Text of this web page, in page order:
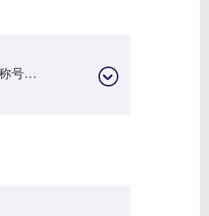
2013年1月18日，我校被授予“2012中国最具社会影响力独立学院”称号。2013年1月26日，新校区奠基仪式在黄家湖大学城举行并正式开工建设。2013年6月18日，我校投资举办人陈一丹先生捐资3000万元，用于新校区图书馆建设